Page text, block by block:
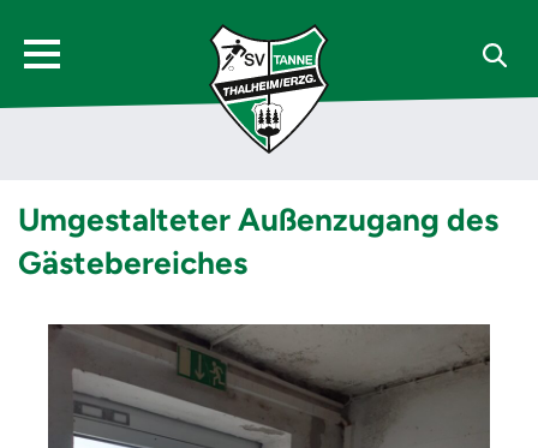
Umgestalteter Außenzugang des
Gästebereiches